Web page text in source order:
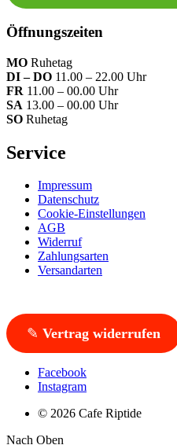
Öffnungszeiten
MO Ruhetag
DI – DO 11.00 – 22.00 Uhr
FR 11.00 – 00.00 Uhr
SA 13.00 – 00.00 Uhr
SO Ruhetag
Service
Impressum
Datenschutz
Cookie-Einstellungen
AGB
Widerruf
Zahlungsarten
Versandarten
✎ Vertrag widerrufen
Facebook
Instagram
© 2026 Cafe Riptide
Nach Oben